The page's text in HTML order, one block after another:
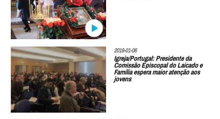
2018-01-06
Igreja/Portugal: Presidente da
Comissão Episcopal do Laicado e
Família espera maior atenção aos
jovens